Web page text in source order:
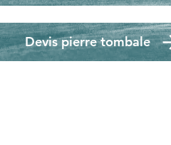
Devis pierre tombale